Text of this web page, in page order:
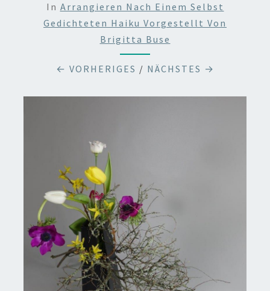
In Arrangieren Nach Einem Selbst
Gedichteten Haiku Vorgestellt Von
Brigitta Buse
← VORHERIGES / NÄCHSTES →